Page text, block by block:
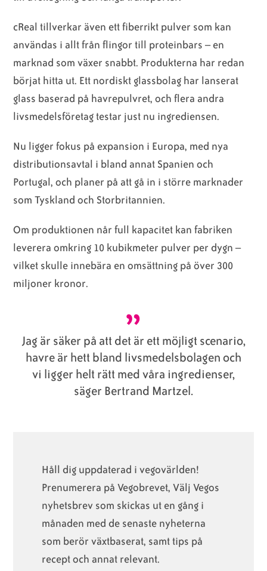
cReal tillverkar även ett fiberrikt pulver som kan
användas i allt från flingor till proteinbars – en
marknad som växer snabbt. Produkterna har redan
börjat hitta ut. Ett nordiskt glassbolag har lanserat
glass baserad på havrepulvret, och flera andra
livsmedelsföretag testar just nu ingrediensen.
Nu ligger fokus på expansion i Europa, med nya
distributionsavtal i bland annat Spanien och
Portugal, och planer på att gå in i större marknader
som Tyskland och Storbritannien.
Om produktionen når full kapacitet kan fabriken
leverera omkring 10 kubikmeter pulver per dygn –
vilket skulle innebära en omsättning på över 300
miljoner kronor.
Jag är säker på att det är ett möjligt scenario,
havre är hett bland livsmedelsbolagen och
vi ligger helt rätt med våra ingredienser,
säger Bertrand Martzel.
Håll dig uppdaterad i vegovärlden!
Prenumerera på Vegobrevet, Välj Vegos
nyhetsbrev som skickas ut en gång i
månaden med de senaste nyheterna
som berör växtbaserat, samt tips på
recept och annat relevant.